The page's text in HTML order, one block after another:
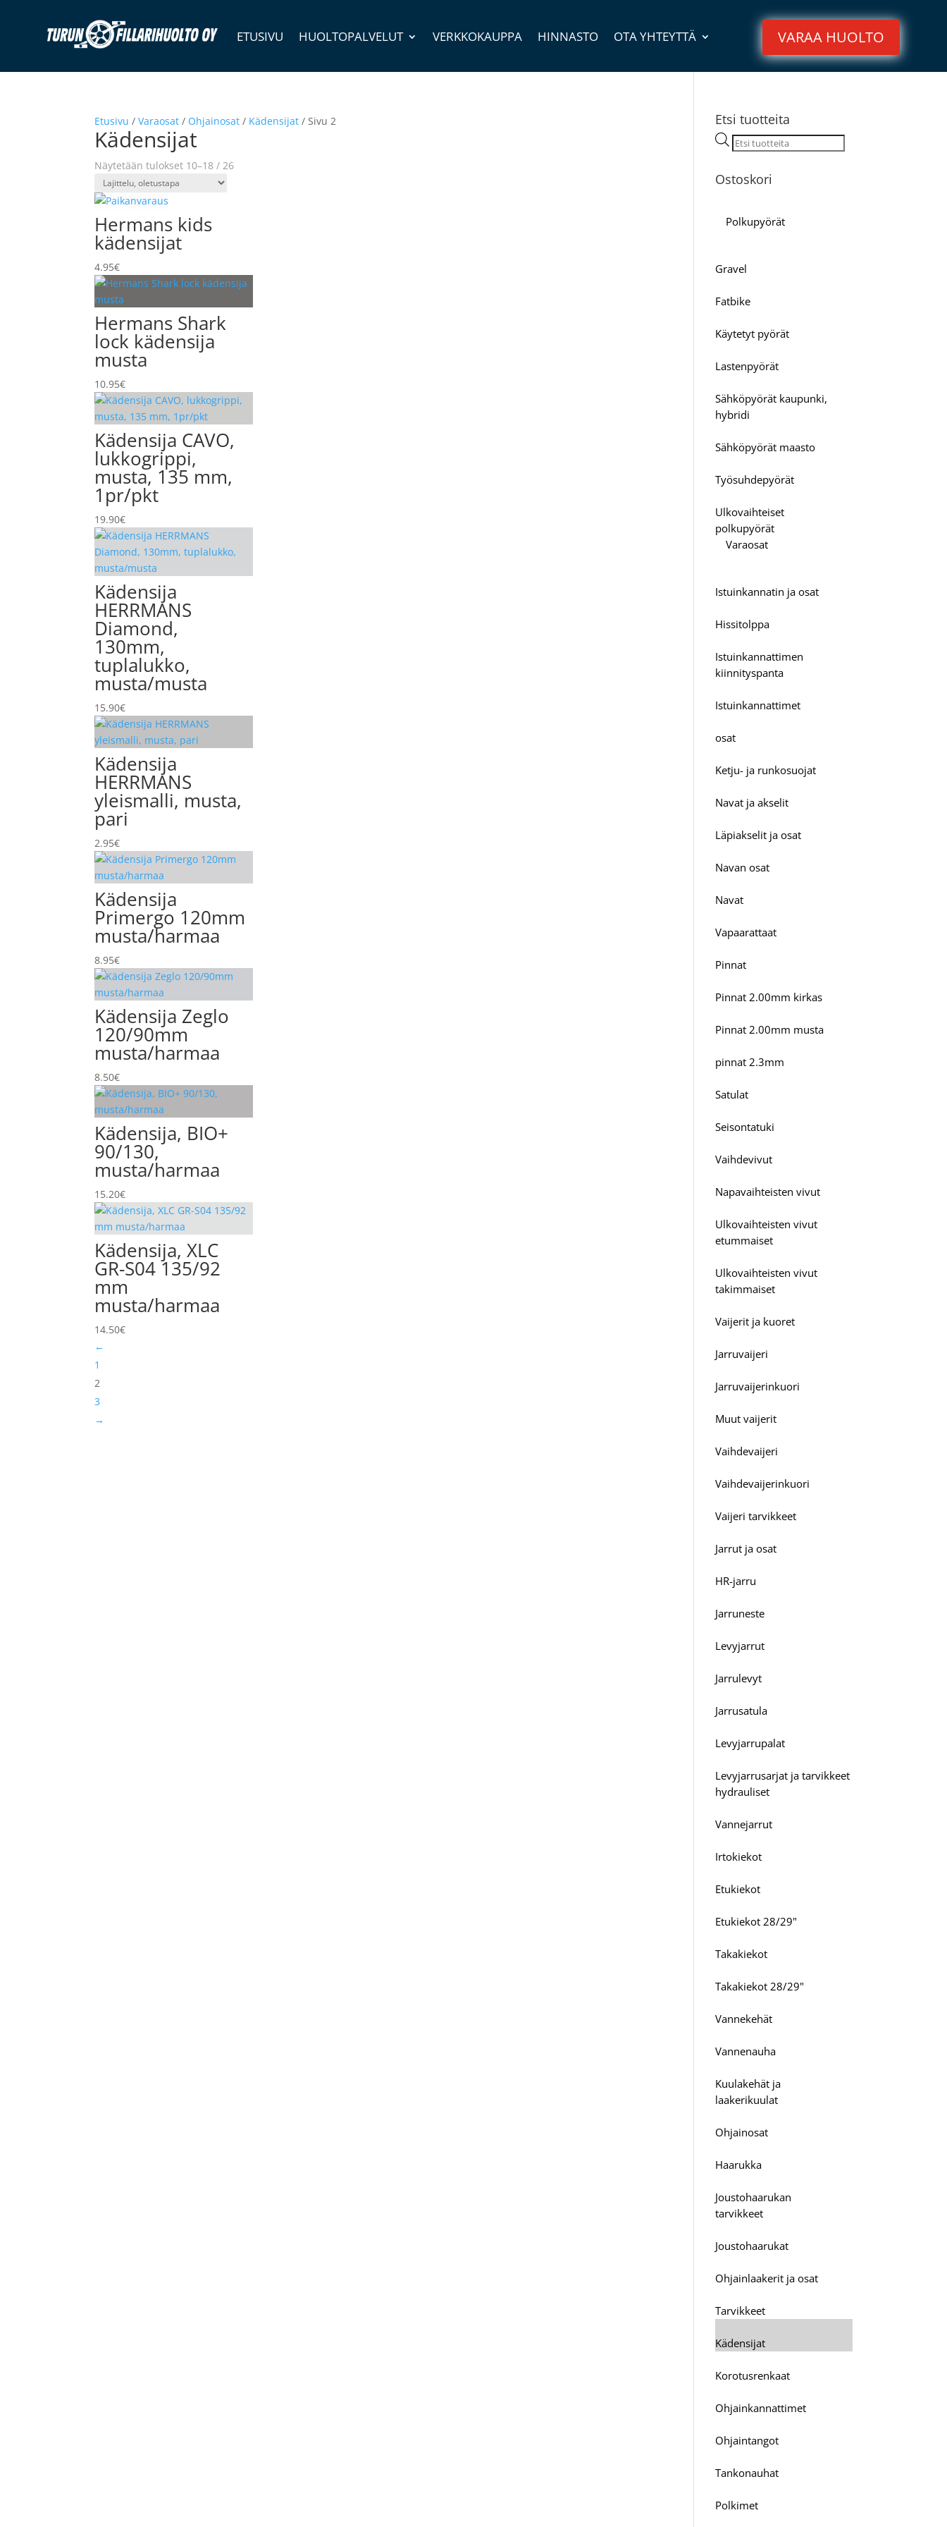
ETUSIVU HUOLTOPALVELUT VERKKOKAUPPA HINNASTO OTA YHTEYTTÄ VARAA HUOLTO
Etusivu /Varaosat / Ohjainosat / Kädensijat / Sivu 2
Kädensijat
Näytetään tulokset 10–18 / 26
Hermans kids
kädensijat
4.95€
Hermans Shark
lock kädensija
musta
10.95€
Kädensija CAVO,
lukkogrippi,
musta, 135 mm,
1pr/pkt
19.90€
Kädensija
HERRMANS
Diamond,
130mm,
tuplalukko,
musta/musta
15.90€
Kädensija
HERRMANS
yleismalli, musta,
pari
2.95€
Kädensija
Primergo 120mm
musta/harmaa
8.95€
Kädensija Zeglo
120/90mm
musta/harmaa
8.50€
Kädensija, BIO+
90/130,
musta/harmaa
15.20€
Kädensija, XLC
GR-S04 135/92
mm
musta/harmaa
14.50€
←
1
2
3
→
Etsi tuotteita
Products
search
Ostoskori
Polkupyörät
Gravel
Fatbike
Käytetyt pyörät
Lastenpyörät
Sähköpyörät kaupunki,
hybridi
Sähköpyörät maasto
Työsuhdepyörät
Ulkovaihteiset
polkupyörät
Varaosat
Istuinkannatin ja osat
Hissitolppa
Istuinkannattimen
kiinnityspanta
Istuinkannattimet
osat
Ketju- ja runkosuojat
Navat ja akselit
Läpiakselit ja osat
Navan osat
Navat
Vapaarattaat
Pinnat
Pinnat 2.00mm kirkas
Pinnat 2.00mm musta
pinnat 2.3mm
Satulat
Seisontatuki
Vaihdevivut
Napavaihteisten vivut
Ulkovaihteisten vivut
etummaiset
Ulkovaihteisten vivut
takimmaiset
Vaijerit ja kuoret
Jarruvaijeri
Jarruvaijerinkuori
Muut vaijerit
Vaihdevaijeri
Vaihdevaijerinkuori
Vaijeri tarvikkeet
Jarrut ja osat
HR-jarru
Jarruneste
Levyjarrut
Jarrulevyt
Jarrusatula
Levyjarrupalat
Levyjarrusarjat ja tarvikkeet
hydrauliset
Vannejarrut
Irtokiekot
Etukiekot
Etukiekot 28/29"
Takakiekot
Takakiekot 28/29"
Vannekehät
Vannenauha
Kuulakehät ja
laakerikuulat
Ohjainosat
Haarukka
Joustohaarukan
tarvikkeet
Joustohaarukat
Ohjainlaakerit ja osat
Tarvikkeet
Kädensijat
Korotusrenkaat
Ohjainkannattimet
Ohjaintangot
Tankonauhat
Polkimet